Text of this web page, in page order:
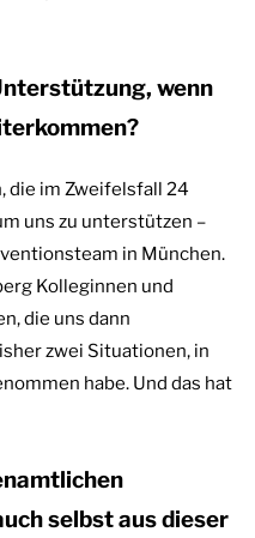
wenn
die im Zweifelsfall 24
uns zu unterstützen –
in München.
Kolleginnen und
die uns dann
zwei Situationen, in
habe. Und das hat
selbst aus dieser